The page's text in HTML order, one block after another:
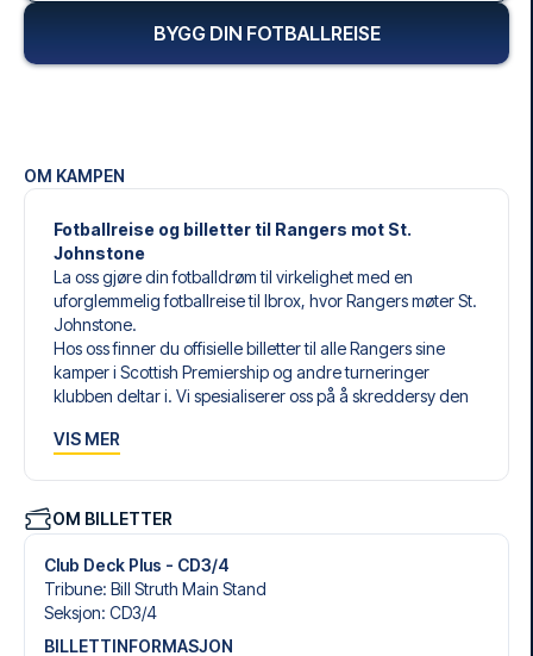
OM KAMPEN
Fotballreise og billetter til Rangers mot St.
Johnstone
La oss gjøre din fotballdrøm til virkelighet med en
uforglemmelig fotballreise til Ibrox, hvor Rangers møter St.
Johnstone.
Hos oss finner du offisielle billetter til alle Rangers sine
kamper i Scottish Premiership og andre turneringer
klubben deltar i. Vi spesialiserer oss på å skreddersy den
ønsker og behov.
sammen din egen fotballpakke, tilpasset dine preferanser.
Velg blant et bredt utvalg av fotballbilletter, nøye utvalgte
hoteller for enhver smak og budsjett, samt fleksible fly som
passer deg best.
Når du velger billettype, kan du se hvilken seksjon du skal
VIS MER
OM BILLETTER
Club Deck Plus - CD3/4
Tribune: Bill Struth Main Stand
Seksjon: CD3/​4
BILLETTINFORMASJON
BYGG DIN FOTBALLREISE